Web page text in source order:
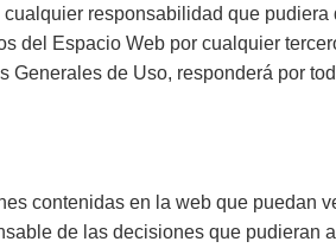
responsabilidad que pudiera
del Espacio Web por cualquier
de Uso, responderá por
contenidas en la web que puedan
de las decisiones que pudieran